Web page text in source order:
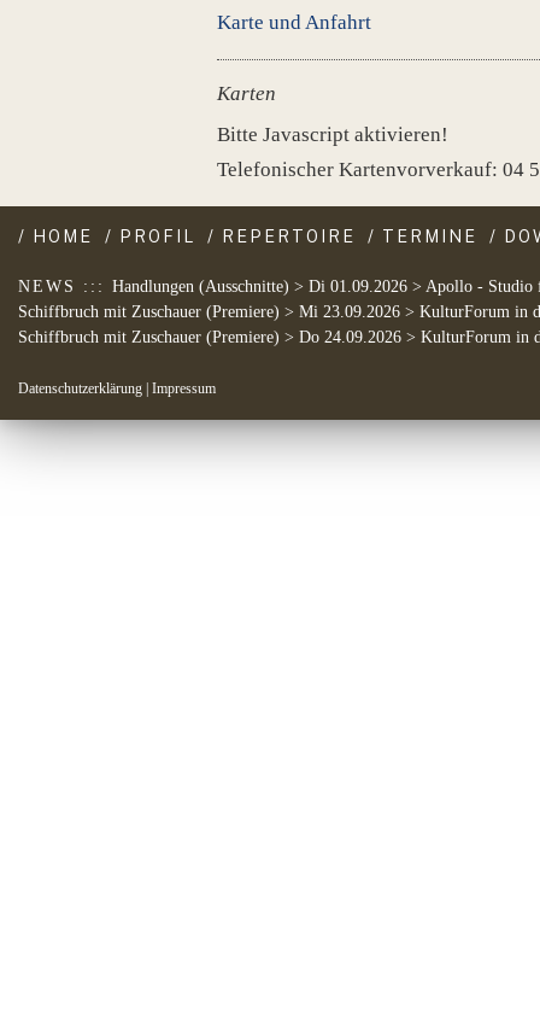
Karte und Anfahrt
Karten
Bitte Javascript aktivieren!
Telefonischer Kartenvorverkauf: 04
/ HOME / PROFIL / REPERTOIRE / TERMINE /
NEWS ::: Handlungen (Ausschnitte) > Di 01.09.2026 > Apollo -
Schiffbruch mit Zuschauer (Premiere) > Mi 23.09.2026 > KulturForum in
Schiffbruch mit Zuschauer (Premiere) > Do 24.09.2026 > KulturForum in
Datenschutzerklärung Impressum